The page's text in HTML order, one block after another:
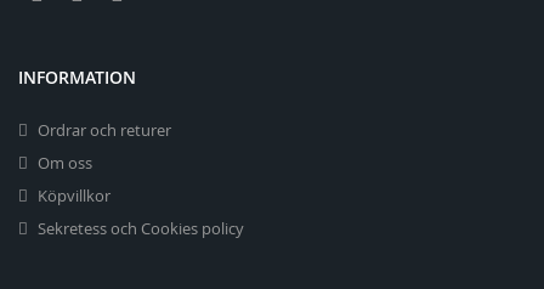
INFORMATION
Ordrar och returer
Om oss
Köpvillkor
Sekretess och Cookies policy